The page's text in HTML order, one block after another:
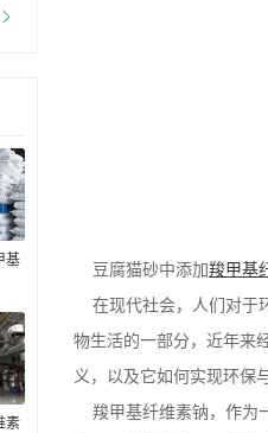
基
素
豆腐猫砂中添加羧甲基
在现代社会，人们对于
物生活的一部分，近年来
义，以及它如何实现环保
羧甲基纤维素钠，作为